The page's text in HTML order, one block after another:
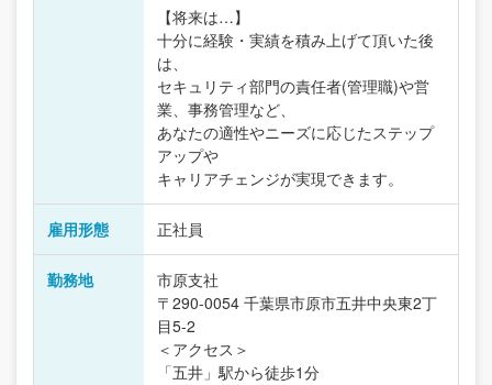
【将来は…】
十分に経験・実績を積み上げて頂いた後
は、
セキュリティ部門の責任者(管理職)や営
業、事務管理など、
あなたの適性やニーズに応じたステップ
アップや
キャリアチェンジが実現できます。
雇用形態 正社員
勤務地
市原支社
〒290-0054 千葉県市原市五井中央東2丁
目5-2
＜アクセス＞
「五井」駅から徒歩1分